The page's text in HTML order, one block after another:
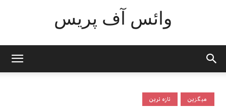
وائس آف پریس
تازہ ترین میگزین